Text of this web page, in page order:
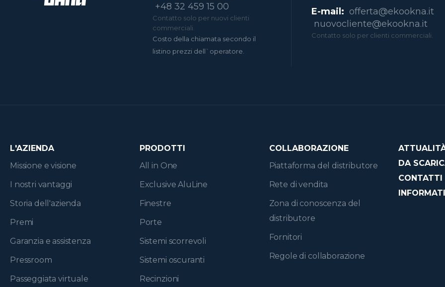
+48 32 459 15 00
Contatto solo per nuovi clienti
commerciali.
Costo della chiamata secondo il
listino prezzi dell`operatore.
E-mail: offerta@ekookna.it
nuovocliente@ekookna.it
Contatto solo per clienti commerciali.
L'AZIENDA
Missione e visione
I nostri vantaggi
Storia dell'azienda
Premi
Garanzia e assistenza
Pressroom
Passeggiata virtuale
PRODOTTI
All in One
Exclusive AluLine
Finestre
Porte
Sistemi scorrevoli
Sistemi oscuranti
Recinzioni
COLLABORAZIONE
Piattaforma del distributore
Rete di vendita
Zona di conoscenza del
distributore
Fornitori
Regole di collaborazione
DA
CONTATTI